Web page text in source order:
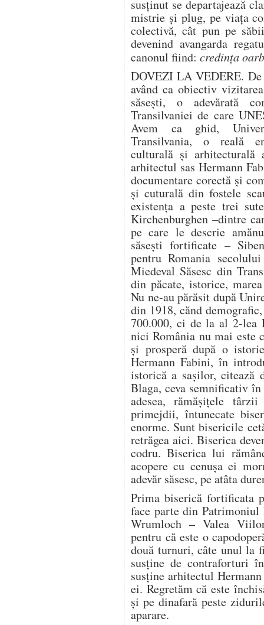
susţinut se departajează
mistrie şi plug, pe viaţa
colectivă, cât pun pe
devenind avangarda
canonul fiind: credinţa
DOVEZI LA VEDERE.
având ca obiectiv
săseşti, o adevărată
Transilvaniei de care
Avem ca ghid,
Transilvania, o reală
culturală şi arhitecturală
arhitectul sas Hermann
documentare corectă şi
şi cuturală din fostele
existenţa a peste trei
Kirchenburghen –dintre
pe care le descrie
săseşti fortificate –
pentru Romania
Miedeval Săsesc din
din păcate, istorice,
Nu ne-au părăsit după
din 1918, cănd
700.000, ci de la al 2-lea
nici România nu mai este
şi prosperă după o
Hermann Fabini, în
istorică a saşilor,
Blaga, ceva semnificativ în
adesea, rămăşiţele
primejdii, întunecate
enorme. Sunt bisericile
retrăgea aici. Biserica
codru. Biserica lui
acopere cu cenuşa ei
adevăr săsesc, pe atâta
Prima biserică fortificata
face parte din Patrimoniul
Wrumloch – Valea
pentru că este o
două turnuri, câte unul la
susţine de contraforturi
susţine arhitectul
ei. Regretăm că este
şi pe dinafară peste
aparare.